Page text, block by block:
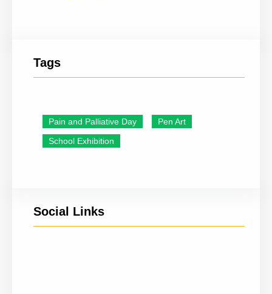
Tags
Pain and Palliative Day
Pen Art
School Exhibition
Social Links